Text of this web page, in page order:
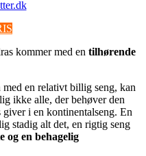
kommer med en tilhørende
en relativt billig seng, kan
ikke alle, der behøver den
i en kontinentalseng. En
stadig alt det, en rigtig seng
og en behagelig